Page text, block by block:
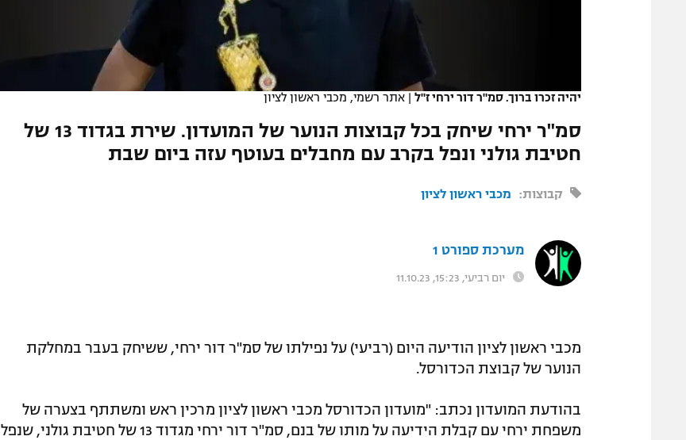
יהיה זכרו ברוך. סמ"ר דור ירחי ז"ל | אתר רשמי, מכבי ראשון לציון
סמ"ר ירחי שיחק בכל קבוצות הנוער של המועדון. שירת בגדוד 13 של
חטיבת גולני ונפל בקרב עם מחבלים בעוטף עזה ביום שבת
קבוצות: מכבי ראשון לציון
מערכת ספורט 1
יום רביעי, 15:23, 11.10.23
מכבי ראשון לציון הודיעה היום (רביעי) על נפילתו של סמ"ר דור ירחי, ששיחק בעבר במחלקת
הנוער של קבוצת הכדורסל.
בהודעת המועדון נכתב: "מועדון הכדורסל מכבי ראשון לציון מרכין ראש ומשתתף בצערה של
משפחת ירחי עם קבלת הידיעה על מותו של בנם, סמ"ר דור ירחי מגדוד 13 של חטיבת גולני, שנפל